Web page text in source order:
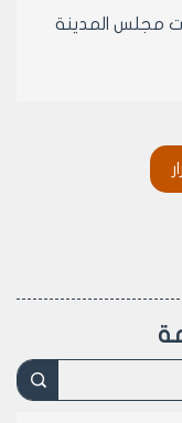
مجلس المدينة
الشبلي